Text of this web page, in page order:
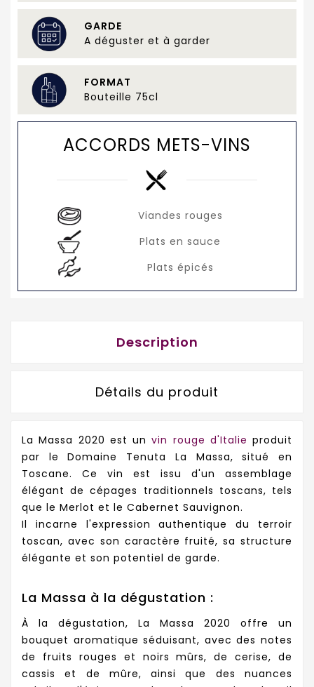
GARDE
A déguster et à garder
FORMAT
Bouteille 75cl
ACCORDS METS-VINS
Viandes rouges
Plats en sauce
Plats épicés
Description
Détails du produit
La Massa 2020 est unvin rouge d'Italie produit
par le Domaine Tenuta La Massa, situé en
Toscane. Ce vin est issu d'un assemblage
élégant de cépages traditionnels toscans, tels
que le Merlot et le Cabernet Sauvignon.
Il incarne l'expression authentique du terroir
toscan, avec son caractère fruité, sa structure
élégante et son potentiel de garde.
La Massa à la dégustation :
À la dégustation, La Massa 2020 offre un
bouquet aromatique séduisant, avec des notes
de fruits rouges et noirs mûrs, de cerise, de
cassis et de mûre, ainsi que des nuances